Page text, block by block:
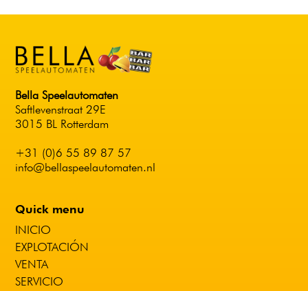
Bella Speelautomaten
Saftlevenstraat 29E
3015 BL Rotterdam
+31 (0)6 55 89 87 57
info@bellaspeelautomaten.nl
Quick menu
INICIO
EXPLOTACIÓN
VENTA
SERVICIO